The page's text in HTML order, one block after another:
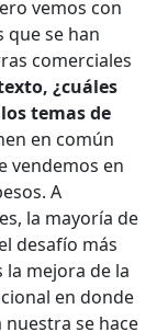
vemos con
se han
comerciales
¿cuáles
temas de
en común
vendemos en
A
la mayoría de
desafío más
mejora de la
en donde
se hace